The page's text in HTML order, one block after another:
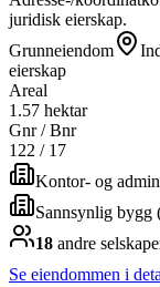
juridisk eierskap.
Grunneiendom
eierskap
Areal
1.57 hektar
Gnr / Bnr
122 / 17
Kontor- og
Sannsynlig bygg
18 andre selskap
Se eiendommen i